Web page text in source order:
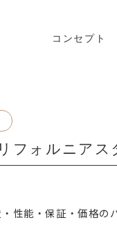
コンセプト
フォルニア
性能・保証・価格の